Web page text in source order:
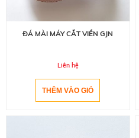
ĐÁ MÀI MÁY CẮT VIỀN GJN
Liên hệ